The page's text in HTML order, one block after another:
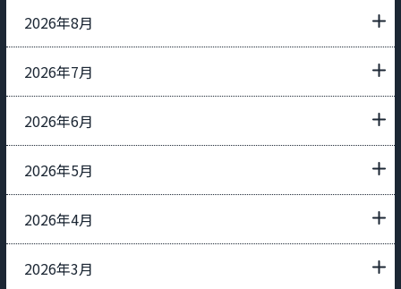
2026年8月
2026年7月
2026年6月
2026年5月
2026年4月
2026年3月